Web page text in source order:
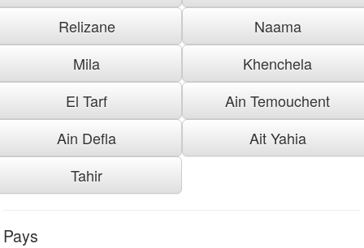
Relizane
Naama
Mila
Khenchela
El Tarf
Ain Temouchent
Ain Defla
Ait Yahia
Tahir
Pays